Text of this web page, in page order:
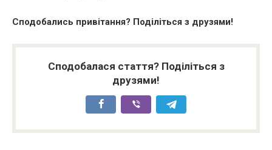
Сподобались привітання? Поділіться з друзями!
Сподобалася стаття? Поділіться з
друзями!